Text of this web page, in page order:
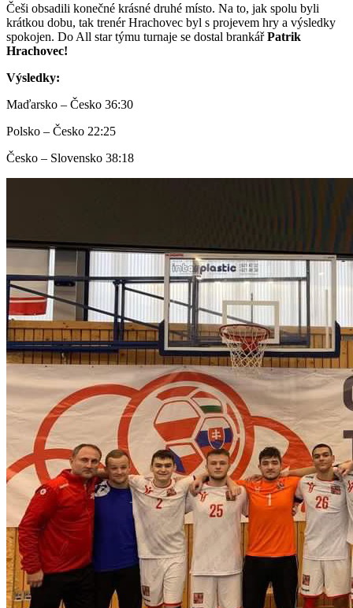
Češi obsadili konečné krásné druhé místo. Na to, jak spolu byli
krátkou dobu, tak trenér Hrachovec byl s projevem hry a výsledky
spokojen. Do All star týmu turnaje se dostal brankářPatrik
Hrachovec!
Výsledky:
Maďarsko – Česko 36:30
Polsko – Česko 22:25
Česko – Slovensko 38:18